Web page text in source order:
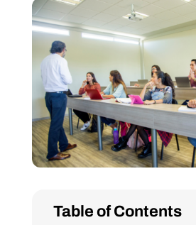
Table of Contents